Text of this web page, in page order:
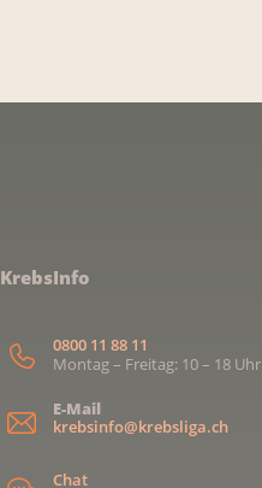
KrebsInfo
0800 11 88 11
Montag – Freitag: 10 – 18 Uhr
E-Mail
krebsinfo@krebsliga.ch
Chat